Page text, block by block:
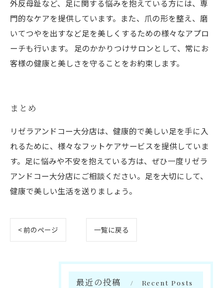
外反母趾など、足に関する悩みを抱えている方には、専
門的なケアを提供しています。また、爪の形を整え、磨
いてつやを出すなど足を美しくするための様々なアプロ
ーチも行います。 足のかかりつけサロンとして、常にお
客様の健康と美しさを守ることをお約束します。
まとめ
リゼラアンドコー大分店は、健康的で美しい足を手に入
れるために、様々なフットケアサービスを提供していま
す。足に悩みや不安を抱えている方は、ぜひ一度リゼラ
アンドコー大分店にご相談ください。足を大切にして、
健康で美しい生活を送りましょう。
< 前のページ 一覧に戻る
最近の投稿 Recent Posts